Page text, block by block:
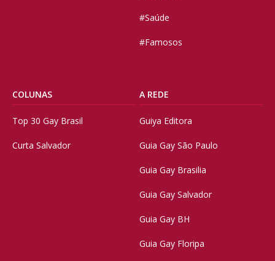
#Saúde
#Famosos
COLUNAS
Top 30 Gay Brasil
Curta Salvador
A REDE
Guiya Editora
Guia Gay São Paulo
Guia Gay Brasilia
Guia Gay Salvador
Guia Gay BH
Guia Gay Floripa